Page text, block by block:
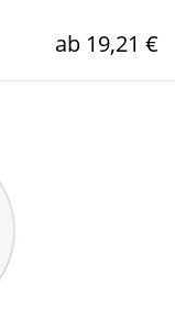
ab 19,21 €